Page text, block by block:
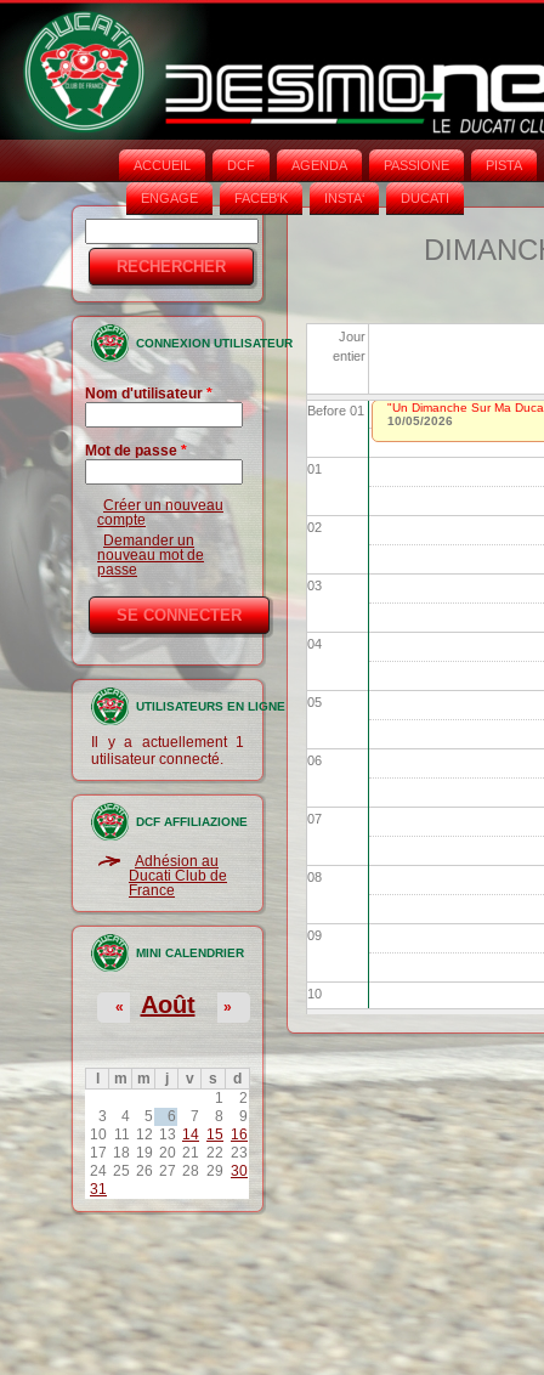
ACCUEIL DCF AGENDA PASSIONE PISTA
ENGAGE FACEB'K INSTA‘ DUCATI
Formulaire
de
recherche
CONNEXION UTILISATEUR
Nom d'utilisateur*
Mot de passe *
Créer un nouveau
compte
Demander un
nouveau mot de
passe
UTILISATEURS EN LIGNE
Il y a actuellement 1
utilisateur connecté.
DCF AFFILIAZIONE
Adhésion au
Ducati Club de
France
MINI CALENDRIER
Août
« »
m m j v s
d
1
2
3
4 5 6 7 8
9
10 11 12 13 14 15 16
17 18 19 20 21 22 23
24 25 26 27 28 29 30
31
Jour
entier
Before 01
01
02
03
04
05
06
07
08
09
10
11
12
13
15
"Un Dimanche Sur Ma
10/05/2026